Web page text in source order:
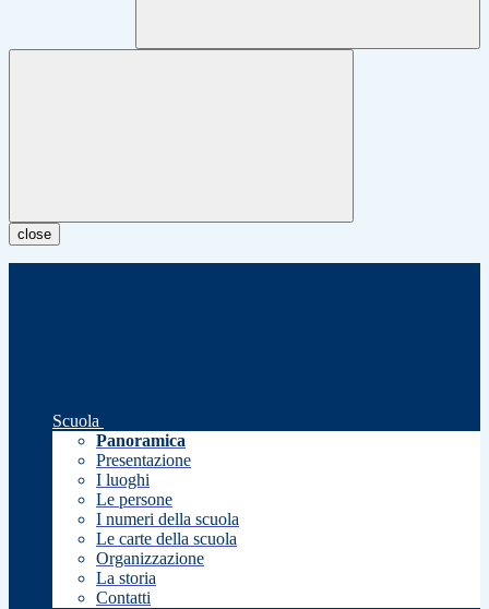
close
Scuola
Panoramica
Presentazione
I luoghi
Le persone
I numeri della scuola
Le carte della scuola
Organizzazione
La storia
Contatti